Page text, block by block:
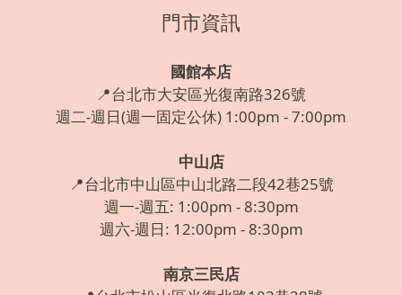
門市資訊
國館本店
📍台北市大安區光復南路326號
週二-週日(週一固定公休) 1:00pm - 7:00pm
中山店
📍台北市中山區中山北路二段42巷25號
週一-週五: 1:00pm - 8:30pm
週六-週日: 12:00pm - 8:30pm
南京三民店